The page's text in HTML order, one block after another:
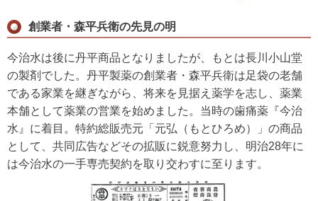
創業者・森平兵衛の先見の明
今治水は後に丹平商品となりましたが、もとは長川小山堂
の製剤でした。丹平製薬の創業者・森平兵衛は足袋の老舗
である家業を継ぎながら、将来を見据え薬学を志し、薬業
本舗として薬業の営業を始めました。当時の歯痛薬『今治
水』に着目。特約総販売元「元弘（もとひろめ）」の商品
として、共同広告などその拡販に鋭意努力し、明治28年に
は今治水の一手専売契約を取り交わすに至ります。